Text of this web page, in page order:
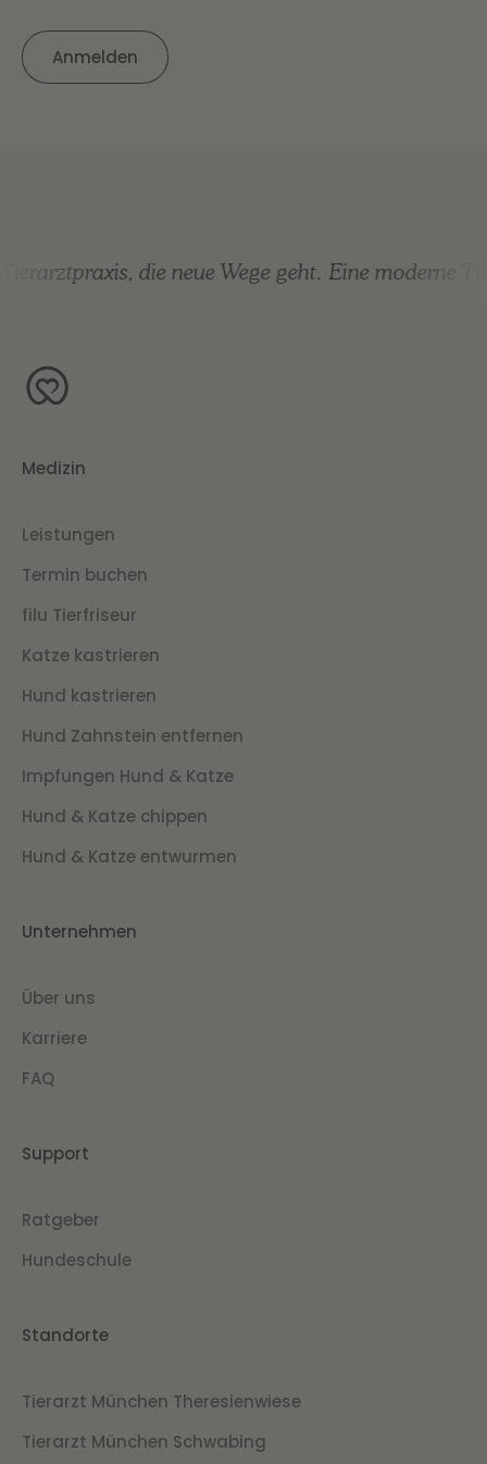
die neue Wege geht. Eine moderne
Medizin
Leistungen
Termin buchen
filu Tierfriseur
Katze kastrieren
Hund kastrieren
Hund Zahnstein entfernen
Impfungen Hund & Katze
Hund & Katze chippen
Hund & Katze entwurmen
Unternehmen
Über uns
Karriere
FAQ
Support
Ratgeber
Hundeschule
Standorte
Tierarzt München Theresienwiese
Tierarzt München Schwabing